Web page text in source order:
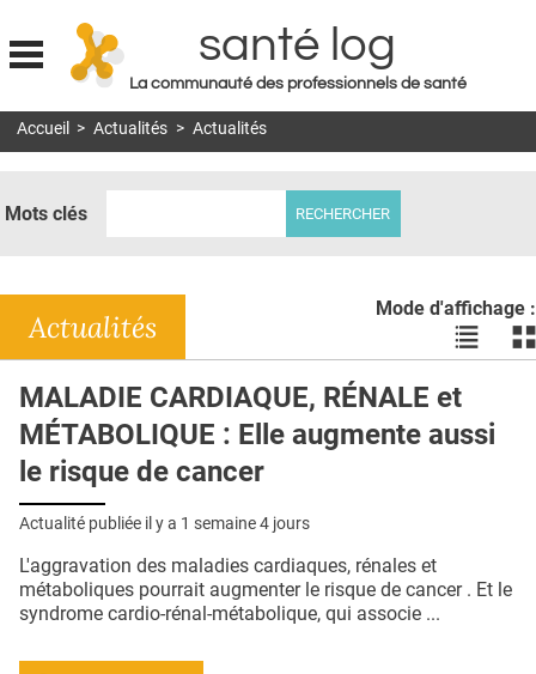
Jump to navigation
santé log
La communauté des professionnels de santé
MON COMPTE
DOSSIERS
RÉSEAUX
E-REVUE SAD
THÉMA
L'APP
PUBLICITÉ
Accueil > Actualités > Actualités
Mots clés
Mode d'affichage :
Voir
les
en
liste
les
Actualités
MALADIE CARDIAQUE, RÉNALE et
MÉTABOLIQUE : Elle augmente aussi
le risque de cancer
Actualité publiée il y a 1 semaine 4 jours
L'aggravation des maladies cardiaques, rénales et
métaboliques pourrait augmenter le risque de cancer . Et le
syndrome cardio-rénal-métabolique, qui associe ...